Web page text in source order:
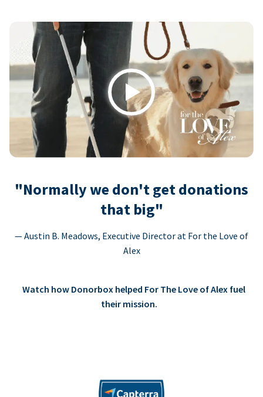
Play
"Normally we don't get donations
that big"
— Austin B. Meadows, Executive Director at For the Love of
Alex
Watch how Donorbox helped For The Love of Alex fuel
their mission.